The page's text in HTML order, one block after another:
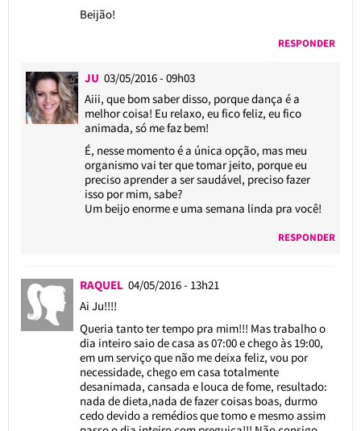
Beijão!
RESPONDER
JU 03/05/2016 - 09h03
Aiii, que bom saber disso, porque dança é a
melhor coisa! Eu relaxo, eu fico feliz, eu fico
animada, só me faz bem!
É, nesse momento é a única opção, mas meu
organismo vai ter que tomar jeito, porque eu
preciso aprender a ser saudável, preciso fazer
isso por mim, sabe?
Um beijo enorme e uma semana linda pra você!
RESPONDER
RAQUEL 04/05/2016 - 13h21
Ai Ju!!!!
Queria tanto ter tempo pra mim!!! Mas trabalho o
dia inteiro saio de casa as 07:00 e chego às 19:00,
em um serviço que não me deixa feliz, vou por
necessidade, chego em casa totalmente
desanimada, cansada e louca de fome, resultado:
nada de dieta,nada de fazer coisas boas, durmo
cedo devido a remédios que tomo e mesmo assim